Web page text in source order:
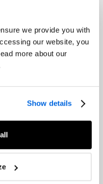
we provide you with
our website, you
more about our
Show details
|
Brunswick
la présence : créer un
|